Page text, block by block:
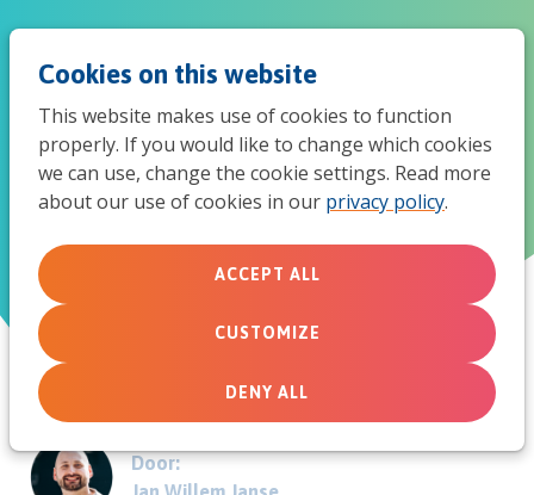
Cookies on this website
This website makes use of cookies to function
properly. If you would like to change which cookies
we can use, change the cookie settings. Read more
about our use of cookies in our privacy policy.
ACCEPT ALL
CUSTOMIZE
DENY ALL
Eén-zijn ≠ eens-zijn
Waarop baseer je eenheid?
Door: